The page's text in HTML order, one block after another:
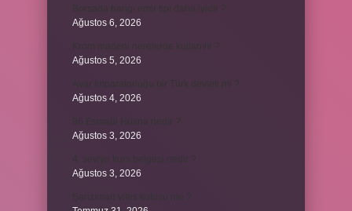
Ağustos 6, 2026
Ağustos 5, 2026
Ağustos 4, 2026
Ağustos 3, 2026
Ağustos 3, 2026